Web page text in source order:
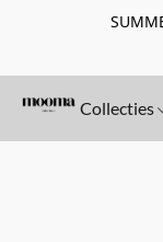
Collecties